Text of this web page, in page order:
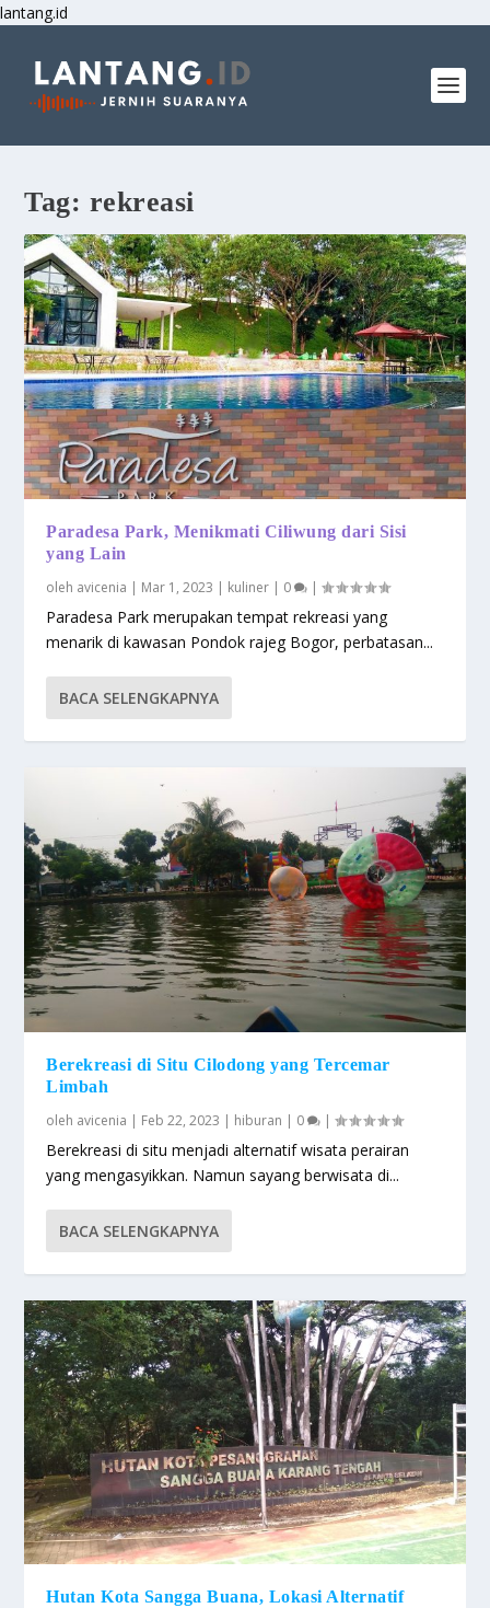
lantang.id
Tag: rekreasi
Paradesa Park, Menikmati Ciliwung dari Sisi
yang Lain
oleh avicenia | Mar 1, 2023 | kuliner | 0 |
Paradesa Park merupakan tempat rekreasi yang
menarik di kawasan Pondok rajeg Bogor, perbatasan...
BACA SELENGKAPNYA
Berekreasi di Situ Cilodong yang Tercemar
Limbah
oleh avicenia | Feb 22, 2023 | hiburan | 0 |
Berekreasi di situ menjadi alternatif wisata perairan
yang mengasyikkan. Namun sayang berwisata di...
BACA SELENGKAPNYA
Hutan Kota Sangga Buana, Lokasi Alternatif